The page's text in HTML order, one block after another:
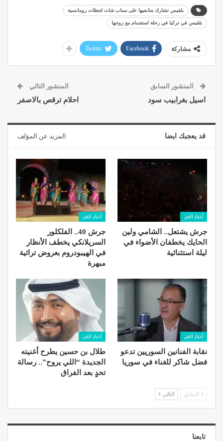
بلقيس تشارك متابعيها على سناب شات لحظات رومانسية
بلقيس في تركيا في رحلة استجمام مع زوجها
مشاركة Facebook
Twitter
المنشور السابق
اسيل بغرابيب سود
المنشور التالي
احلام ترقص بالاصفر
قد يعجبك ايضا المزيد عن المؤلف
أخبار الفن
جرش يشتعل.. الشامي ولين
الحايك يخطفان الأضواء في
ليلة استثنائية
أخبار الفن
جرش 40.. الفلكلور
السريلانكي يخطف الأنظار
في الهيبودروم بعروض تراثية
مبهرة
أخبار الفن
نقابة الفنانين السوريين تدعو
فضل شاكر للغناء في سوريا
أخبار الفن
طلال بن حسين يطرح أغنيته
الجديدة “اللي يروح”.. رسالة
تحدٍ بعد الفراق
السابق التالي
تابعنا